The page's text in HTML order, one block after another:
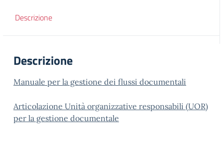
Descrizione
Descrizione
Manuale per la gestione dei flussi documentali
Articolazione Unità organizzative responsabili (UOR)
per la gestione documentale